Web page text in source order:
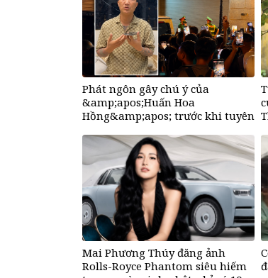
Phát ngôn gây chú ý của
&amp;apos;Huấn Hoa
Hồng&amp;apos; trước khi tuyên
Mai Phương Thúy đăng ảnh
Rolls-Royce Phantom siêu hiếm